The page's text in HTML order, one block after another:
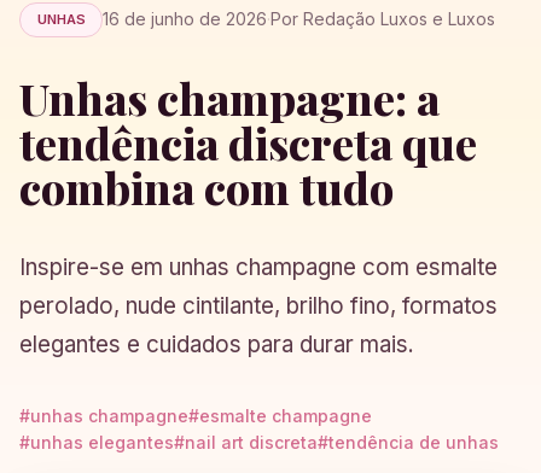
UNHAS 16 de junho de 2026·Por Redação Luxos e Luxos
Unhas champagne: a
tendência discreta que
combina com tudo
Inspire-se em unhas champagne com esmalte
perolado, nude cintilante, brilho fino, formatos
elegantes e cuidados para durar mais.
#unhas champagne#esmalte champagne
#unhas elegantes#nail art discreta#tendência de unhas